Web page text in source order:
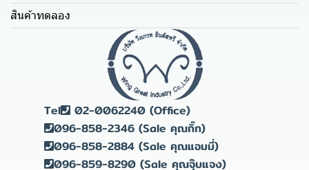
สินค้าทดลอง
Tel
02-0062240 (Office)
096-858-2346 (Sale คุณกิ๊ก)
096-858-2884 (Sale คุณแอมมี่)
096-859-8290 (Sale คุณจุ๊บแจง)